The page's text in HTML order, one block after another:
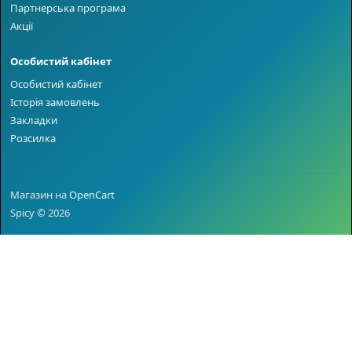
Партнерська програма
Акції
Особистий кабінет
Особистий кабінет
Історія замовлень
Закладки
Розсилка
Магазин наOpenCart
Spicy © 2026